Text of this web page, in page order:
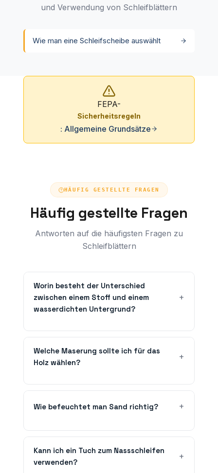
und Verwendung von Schleifblättern
Wie man eine Schleifscheibe auswählt
FEPA-
Sicherheitsregeln
: Allgemeine Grundsätze
HÄUFIG GESTELLTE FRAGEN
Häufig gestellte Fragen
Antworten auf die häufigsten Fragen zu
Schleifblättern
Worin besteht der Unterschied
zwischen einem Stoff und einem
wasserdichten Untergrund?
Welche Maserung sollte ich für das
Holz wählen?
Wie befeuchtet man Sand richtig?
Kann ich ein Tuch zum Nassschleifen
verwenden?